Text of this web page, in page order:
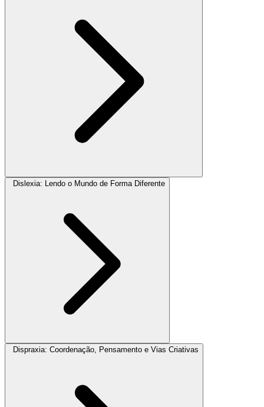
Dislexia: Lendo o Mundo de Forma Diferente
Dispraxia: Coordenação, Pensamento e Vias Criativas